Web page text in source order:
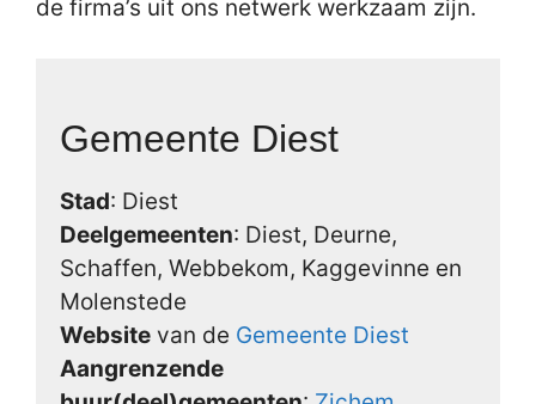
de firma’s uit ons netwerk werkzaam zijn.
Gemeente Diest
Stad: Diest
Deelgemeenten: Diest, Deurne,
Schaffen, Webbekom, Kaggevinne en
Molenstede
Website van de Gemeente Diest
Aangrenzende